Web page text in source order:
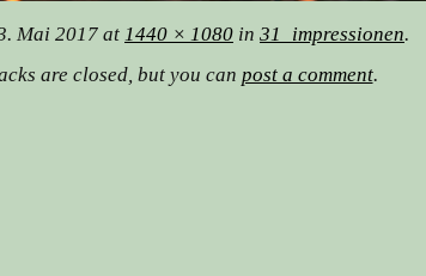
Mai 2017 at 1440 × 1080 in 31_impressionen.
are closed, but you can post a comment.